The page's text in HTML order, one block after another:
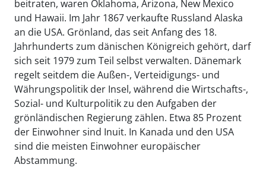
beitraten, waren Oklahoma, Arizona, New Mexico
und Hawaii. Im Jahr 1867 verkaufte Russland Alaska
an die USA. Grönland, das seit Anfang des 18.
Jahrhunderts zum dänischen Königreich gehört, darf
sich seit 1979 zum Teil selbst verwalten. Dänemark
regelt seitdem die Außen-, Verteidigungs- und
Währungspolitik der Insel, während die Wirtschafts-,
Sozial- und Kulturpolitik zu den Aufgaben der
grönländischen Regierung zählen. Etwa 85 Prozent
der Einwohner sind Inuit. In Kanada und den USA
sind die meisten Einwohner europäischer
Abstammung.